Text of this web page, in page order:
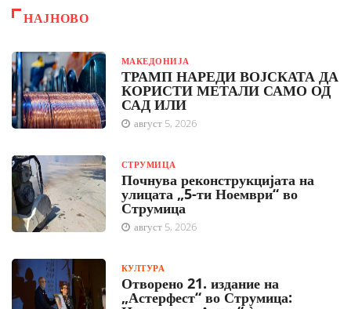
НАЈНОВО
МАКЕДОНИЈА
ТРАМП НАРЕДИ ВОЈСКАТА ДА
КОРИСТИ МЕТАЛИ САМО ОД
САД ИЛИ
август 5, 2026
СТРУМИЦА
Почнува реконструкцијата на
улицата „5-ти Ноември“ во
Струмица
август 5, 2026
КУЛТУРА
Отворено 21. издание на
„Астерфест“ во Струмица: